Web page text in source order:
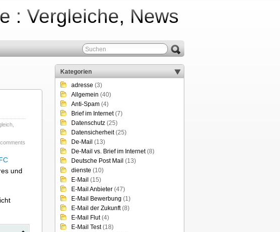
: Vergleiche, News
und
Kategorien
adresse (3)
Allgemein (40)
Anti-Spam (4)
Brief im Internet(7)
Datenschutz (25)
Datensicherheit(25)
De-Mail (13)
De-Mail vs. Brief im Internet(8)
Deutsche Post Mail (13)
dienste (10)
E-Mail (15)
E-Mail Anbieter (47)
E-Mail Bewerbung (1)
E-Mail der Zukunft(8)
E-Mail Flut(4)
E-Mail Test(18)